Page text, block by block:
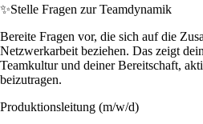
✨Stelle Fragen zur Teamdynamik
Bereite Fragen vor, die sich auf die
Netzwerkarbeit beziehen. Das zeigt
Teamkultur und deiner Bereitschaft,
beizutragen.
Produktionsleitung (m/w/d)